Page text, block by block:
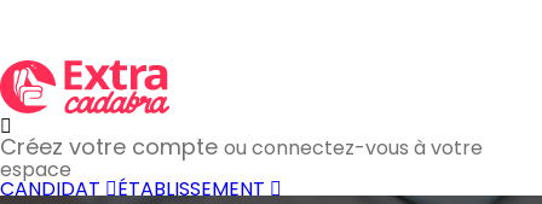
Créez votre compte ou connectez-vous à votre
espace
CANDIDAT ÉTABLISSEMENT